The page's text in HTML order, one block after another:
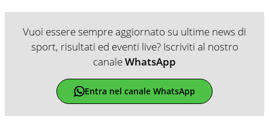
Vuoi essere sempre aggiornato su ultime news di
sport, risultati ed eventi live? Iscriviti al nostro
canaleWhatsApp
Entra nel canale WhatsApp